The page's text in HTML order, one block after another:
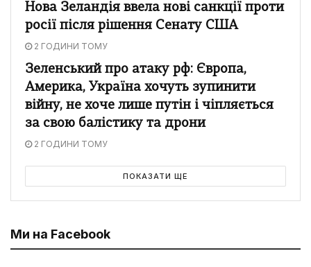
Нова Зеландія ввела нові санкції проти
росії після рішення Сенату США
2 ГОДИНИ ТОМУ
Зеленський про атаку рф: Європа,
Америка, Україна хочуть зупинити
війну, не хоче лише путін і чіпляється
за свою балістику та дрони
2 ГОДИНИ ТОМУ
ПОКАЗАТИ ЩЕ
Ми на Facebook